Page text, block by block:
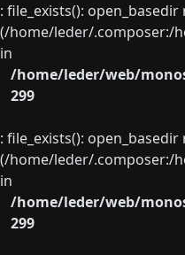
: file_exists():
(/home/leder/.composer:/
in
/home/leder/web/
299
: file_exists():
(/home/leder/.composer:/
in
/home/leder/web/
299